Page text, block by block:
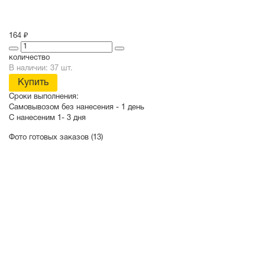
164 ₽
количество
В наличии: 37 шт.
Купить
Сроки выполнения:
Самовывозом без нанесения - 1 день
С нанесеним 1- 3 дня
Фото готовых заказов (13)